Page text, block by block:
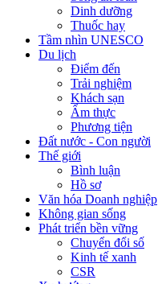
Dinh dưỡng
Thuốc hay
Tầm nhìn UNESCO
Du lịch
Điểm đến
Trải nghiệm
Khách sạn
Ẩm thực
Phương tiện
Đất nước - Con người
Thế giới
Bình luận
Hồ sơ
Văn hóa Doanh nghiệp
Không gian sống
Phát triển bền vững
Chuyển đổi số
Kinh tế xanh
CSR